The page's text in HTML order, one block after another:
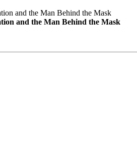
and the Man Behind the Mask